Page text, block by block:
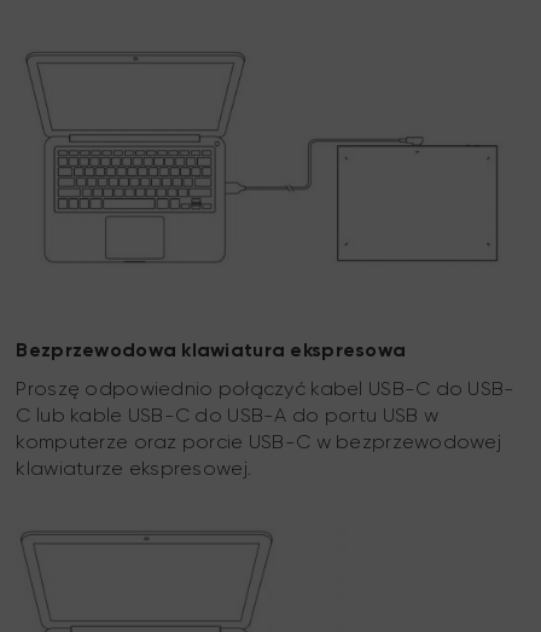
Bezprzewodowa klawiatura ekspresowa
Proszę odpowiednio połączyć kabel USB-C do USB-
C lub kable USB-C do USB-A do portu USB w
komputerze oraz porcie USB-C w bezprzewodowej
klawiaturze ekspresowej.